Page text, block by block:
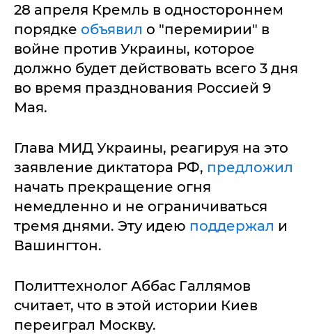
28 апреля Кремль в одностороннем
порядке объявил о "перемирии" в
войне против Украины, которое
должно будет действовать всего 3 дня
во время празднования Россией 9
Мая.
Глава МИД Украины, реагируя на это
заявление диктатора РФ, предложил
начать прекращение огня
немедленно и не ограничиваться
тремя днями. Эту идею поддержал и
Вашингтон.
Политтехнолог Аббас Галлямов
считает, что в этой истории Киев
переиграл Москву.